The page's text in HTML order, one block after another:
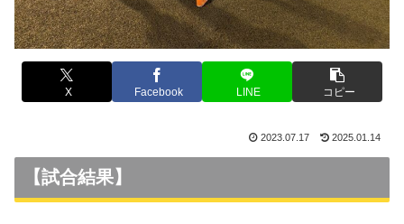
X Facebook LINE コピー
2023.07.17 2025.01.14
【試合結果】